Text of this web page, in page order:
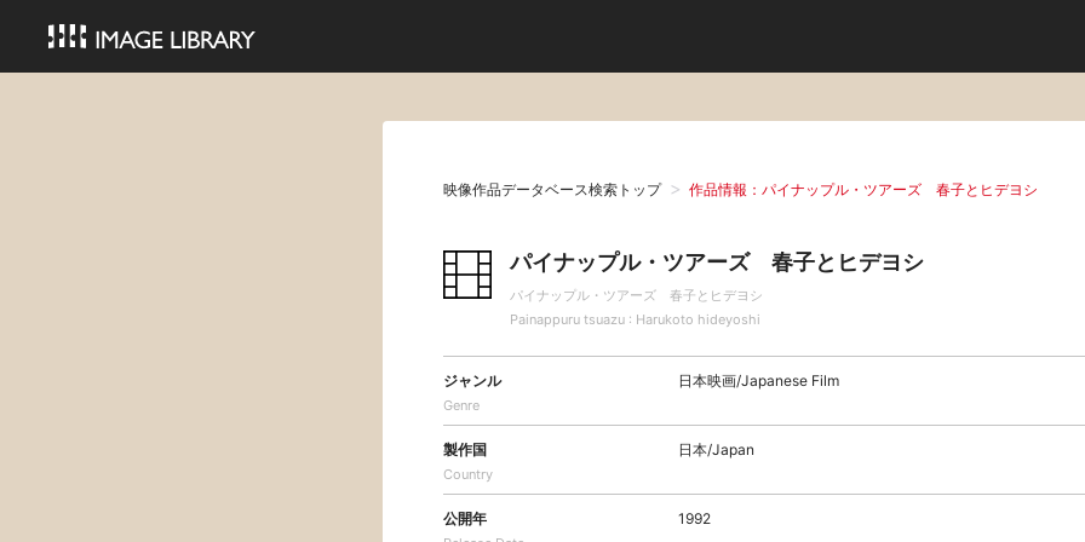
映像作品データベース検索トップ 作品情報：パイナップル・ツアーズ 春子とヒデヨシ
パイナップル・ツアーズ 春子とヒデヨシ
パイナップル・ツアーズ 春子とヒデヨシ
Painappuru tsuazu : Harukoto hideyoshi
ジャンル
Genre
日本映画/Japanese Film
製作国
Country
日本/Japan
公開年 1992